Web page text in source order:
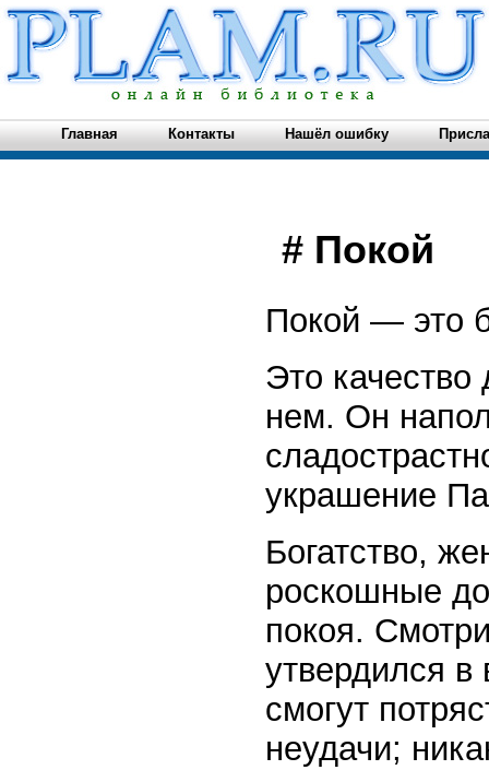
Главная Контакты Нашёл ошибку
# Покой
Покой — это
Это
нем. Он
украшение
Богатство,
роскошные
покоя.
утвердился
смогут
неудачи;